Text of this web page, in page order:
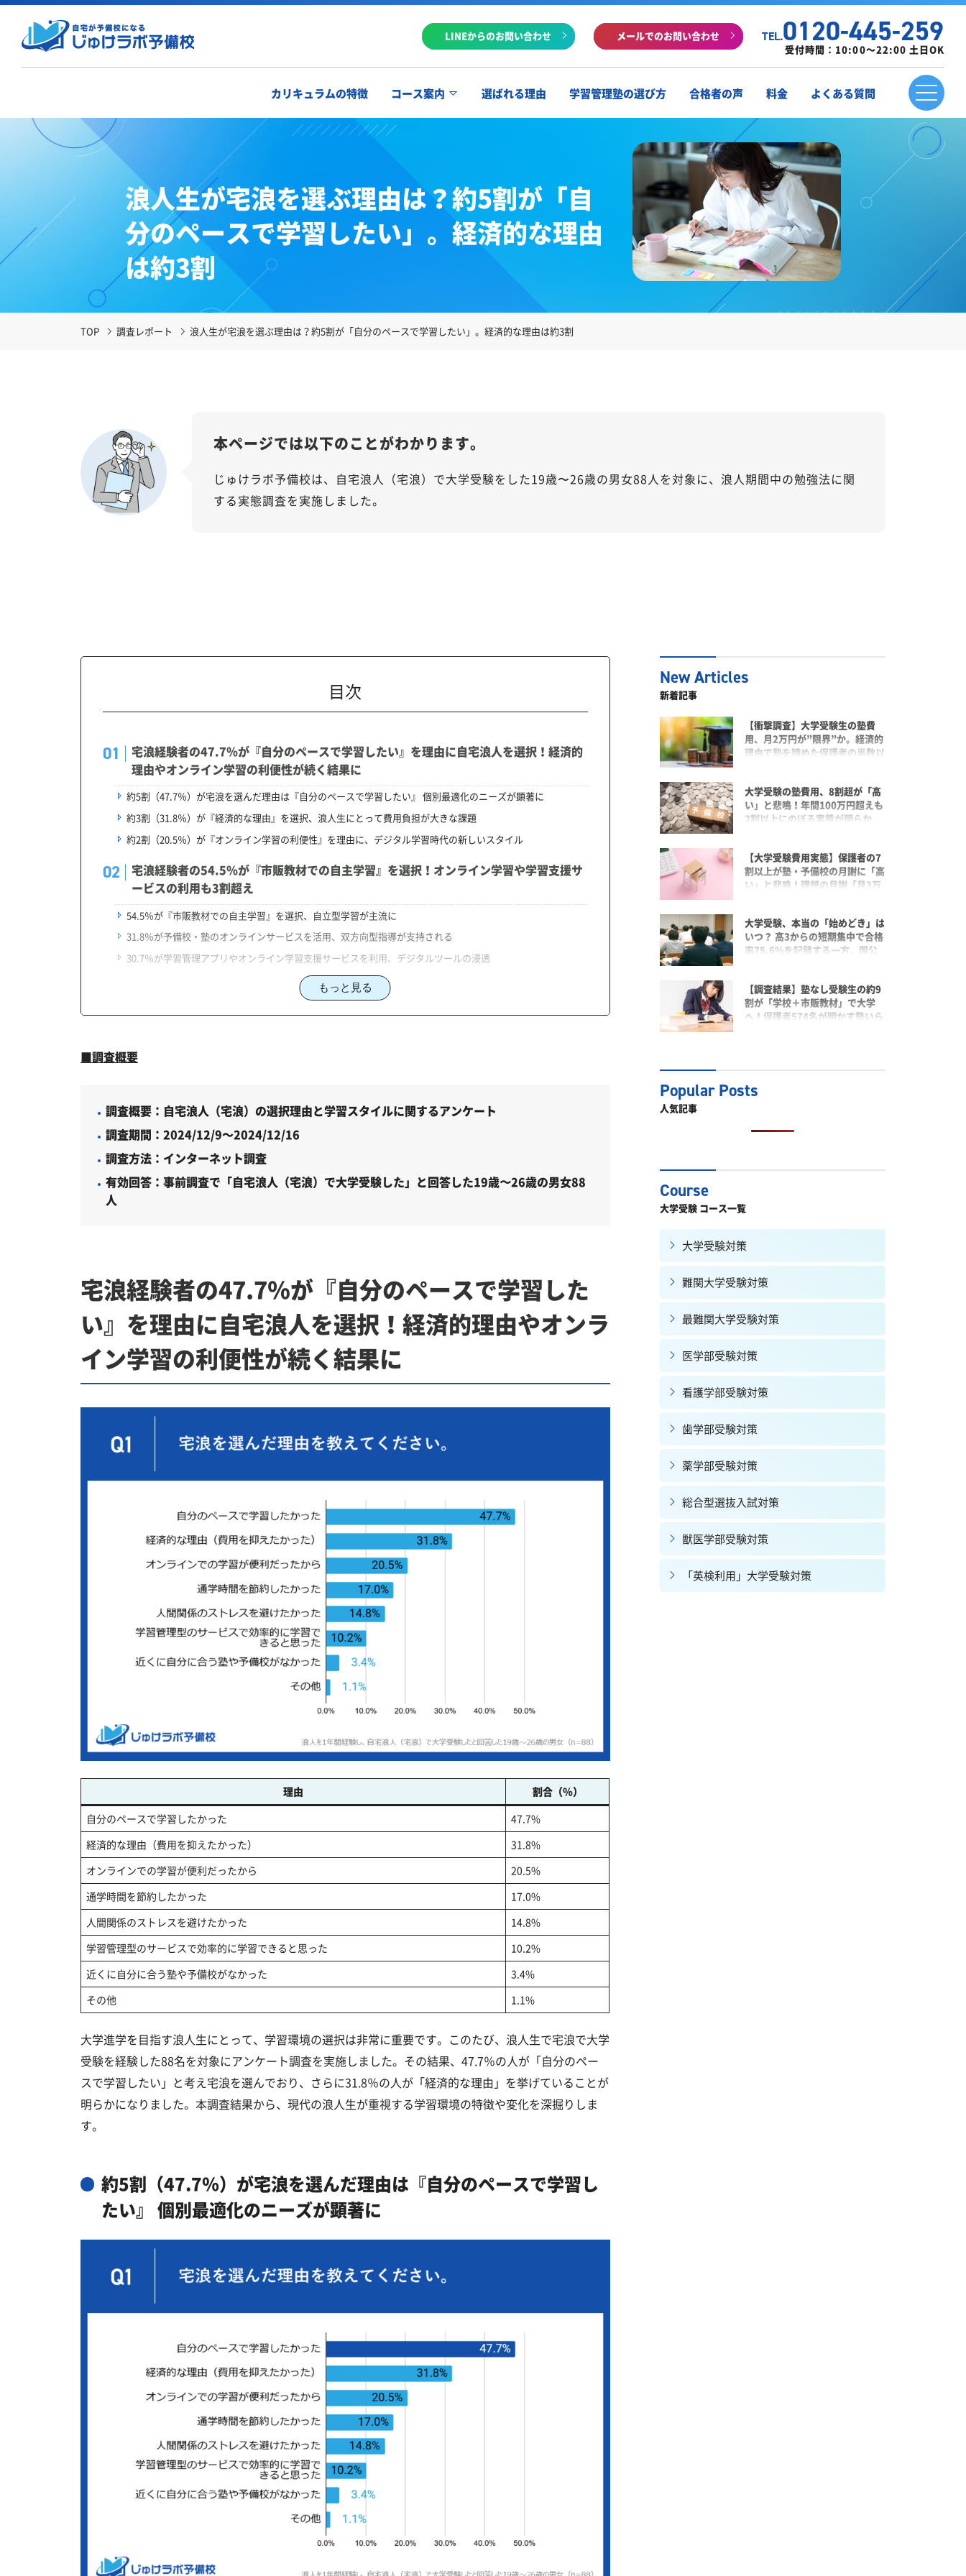
LINEからのお問い合わせ メールでのお問い合わせ TEL.0120-445-259
受付時間：10:00～22:00 土日OK
カリキュラムの特徴 コース案内 選ばれる理由 学習管理塾の選び方 合格者の声 料金 よくある質問
浪人生が宅浪を選ぶ理由は？約5割が「自
分のペースで学習したい」。経済的な理由
は約3割
TOP 調査レポート 浪人生が宅浪を選ぶ理由は？約5割が「自分のペースで学習したい」。経済的な理由は約3割
本ページでは以下のことがわかります。
じゅけラボ予備校は、自宅浪人（宅浪）で大学受験をした19歳〜26歳の男女88人を対象に、浪人期間中の勉強法に関
する実態調査を実施しました。
目次
宅浪経験者の47.7％が『自分のペースで学習したい』を理由に自宅浪人を選択！経済的
理由やオンライン学習の利便性が続く結果に
約5割（47.7％）が宅浪を選んだ理由は『自分のペースで学習したい』 個別最適化のニーズが顕著に
約3割（31.8％）が『経済的な理由』を選択、浪人生にとって費用負担が大きな課題
約2割（20.5％）が『オンライン学習の利便性』を理由に、デジタル学習時代の新しいスタイル
宅浪経験者の54.5％が『市販教材での自主学習』を選択！オンライン学習や学習支援サ
ービスの利用も3割超え
54.5％が『市販教材での自主学習』を選択、自立型学習が主流に
31.8％が予備校・塾のオンラインサービスを活用、双方向型指導が支持される
30.7％が学習管理アプリやオンライン学習支援サービスを利用、デジタルツールの浸透
1.宅浪を選ぶ理由
3.現代の宅浪の特徴
じゅけラボ予備校について
この記事をPodcastで聴く
もっと見る
■調査概要
調査概要：自宅浪人（宅浪）の選択理由と学習スタイルに関するアンケート
調査期間：2024/12/9～2024/12/16
調査方法：インターネット調査
有効回答：事前調査で「自宅浪人（宅浪）で大学受験した」と回答した19歳〜26歳の男女88
人
宅浪経験者の47.7％が『自分のペースで学習した
い』を理由に自宅浪人を選択！経済的理由やオンラ
イン学習の利便性が続く結果に
理由
割合（%）
自分のペースで学習したかった
47.7%
経済的な理由（費用を抑えたかった）
31.8%
オンラインでの学習が便利だったから
20.5%
通学時間を節約したかった
17.0%
人間関係のストレスを避けたかった
14.8%
学習管理型のサービスで効率的に学習できると思った
10.2%
近くに自分に合う塾や予備校がなかった
3.4%
その他
1.1%
大学進学を目指す浪人生にとって、学習環境の選択は非常に重要です。このたび、浪人生で宅浪で大学
受験を経験した88名を対象にアンケート調査を実施しました。その結果、47.7％の人が「自分のペー
スで学習したい」と考え宅浪を選んでおり、さらに31.8％の人が「経済的な理由」を挙げていることが
明らかになりました。本調査結果から、現代の浪人生が重視する学習環境の特徴や変化を深掘りしま
す。
約5割（47.7％）が宅浪を選んだ理由は『自分のペースで学習し
たい』 個別最適化のニーズが顕著に
新着記事
【衝撃調査】大学受験生の塾費
用、月2万円が”限界”か。経済的
理由で塾を諦めた保護者の半数以
大学受験の塾費用、8割超が「高
い」と悲鳴！年間100万円超えも
2割以上にのぼる実態が明らか
【大学受験費用実態】保護者の7
割以上が塾・予備校の月謝に「高
い」と悲鳴！理想の月謝「月3万
計を圧迫するリアル
大学受験、本当の「始めどき」は
いつ？ 高3からの短期集中で合格
率75.6%を記録する一方、国公
【調査結果】塾なし受験生の約9
割が「学校＋市販教材」で大学
へ！保護者574名が明かす塾いら
人気記事
大学受験 コース一覧
大学受験対策
難関大学受験対策
最難関大学受験対策
医学部受験対策
看護学部受験対策
歯学部受験対策
薬学部受験対策
総合型選抜入試対策
獣医学部受験対策
「英検利用」大学受験対策